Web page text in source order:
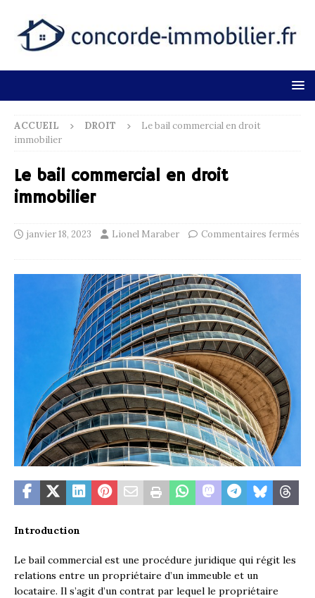
ACCUEIL DROIT
Le bail commercial en droit
immobilier
Le bail commercial en droit
immobilier
janvier 18, 2023 Lionel Maraber Commentaires fermés
Introduction
Le bail commercial est une procédure juridique qui régit les
relations entre un propriétaire d’un immeuble et un
locataire. Il s’agit d’un contrat par lequel le propriétaire